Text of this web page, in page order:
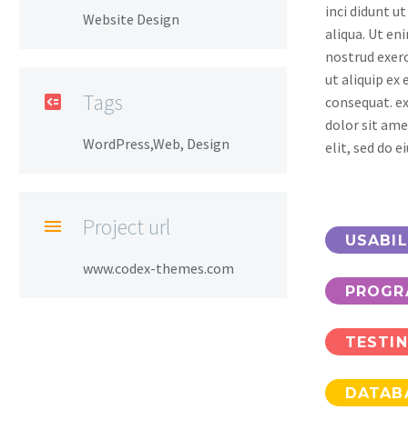
Website Design
 Tags
WordPress,Web, Design
 Project url
www.codex-themes.com
inci didunt
aliqua. Ut
nostrud
ut aliquip ex
consequat.
dolor sit
elit, sed do